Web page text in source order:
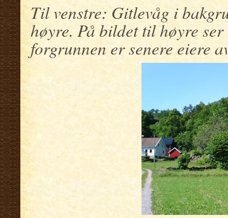
Til venstre: Gitlevåg i
høyre. På bildet til høyre
forgrunnen er senere eiere